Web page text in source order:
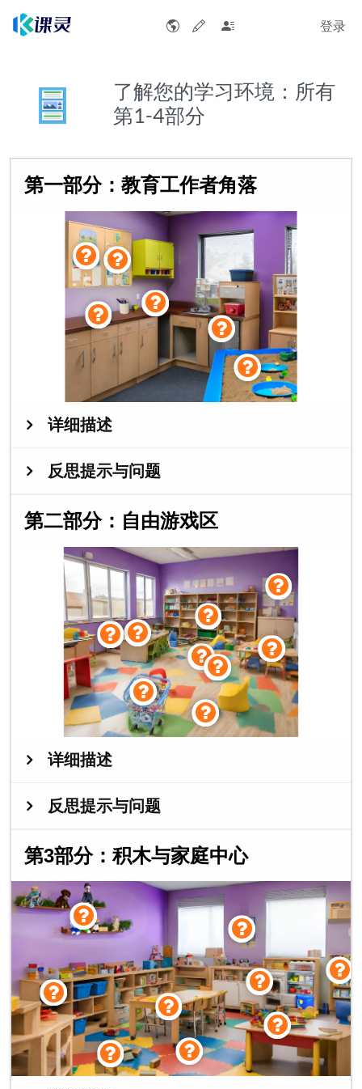
登录
了解您的学习环境：所有
第1-4部分